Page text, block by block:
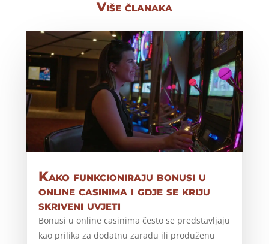
Više članaka
Kako funkcioniraju bonusi u
online casinima i gdje se kriju
skriveni uvjeti
Bonusi u online casinima često se predstavljaju
kao prilika za dodatnu zaradu ili produženu